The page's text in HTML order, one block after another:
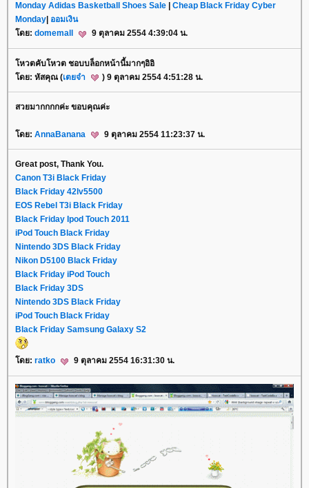
Monday Adidas Basketball Shoes Sale
Cheap Black Friday Cyber
Monday ออมเงิน
ดย: domemall 9 ตุลาคม 2554 4:39:04 น.
หวตคับโหวต ชอบบล็อกหน้านี้มากๆอิอิ
ดย: หัสคุณ (เตยจ๋า ) 9 ตุลาคม 2554 4:51:28 น.
สวยมากกกกค่ะ ขอบคุณค่ะ
ดย: AnnaBanana 9 ตุลาคม 2554 11:23:37 น.
Great post, Thank You.
Canon T3i Black Friday
Black Friday 42lv5500
EOS Rebel T3i Black Friday
Black Friday Ipod Touch 2011
iPod Touch Black Friday
Nintendo 3DS Black Friday
Nikon D5100 Black Friday
Black Friday iPod Touch
Black Friday 3DS
Nintendo 3DS Black Friday
iPod Touch Black Friday
Black Friday Samsung Galaxy S2
ดย: ratko 9 ตุลาคม 2554 16:31:30 น.